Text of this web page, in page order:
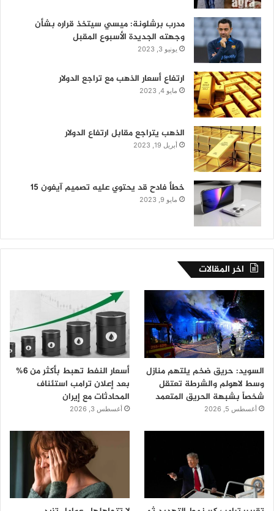
مدرب برشلونة: ميسي سيتخذ قراره بشأن
وجهته الجديدة الأسبوع المقبل
يونيو 3, 2023
ارتفاع أسعار الذهب مع تراجع الدولار
مايو 4, 2023
الذهب يتراجع مقابل ارتفاع الدولار
أبريل 19, 2023
خطأ فادح قد يحتوي عليه تصميم آيفون 15
مايو 9, 2023
اخر المقالات
السويد: حريق ضخم يلتهم منازل
وسط لاهولم والشرطة تعتقل
شخصاً بشبهة الحريق المتعمد
أغسطس 5, 2026
أسعار النفط تهبط بأكثر من 6%
بعد إعلان ترامب استئناف
المحادثات مع إيران
أغسطس 3, 2026